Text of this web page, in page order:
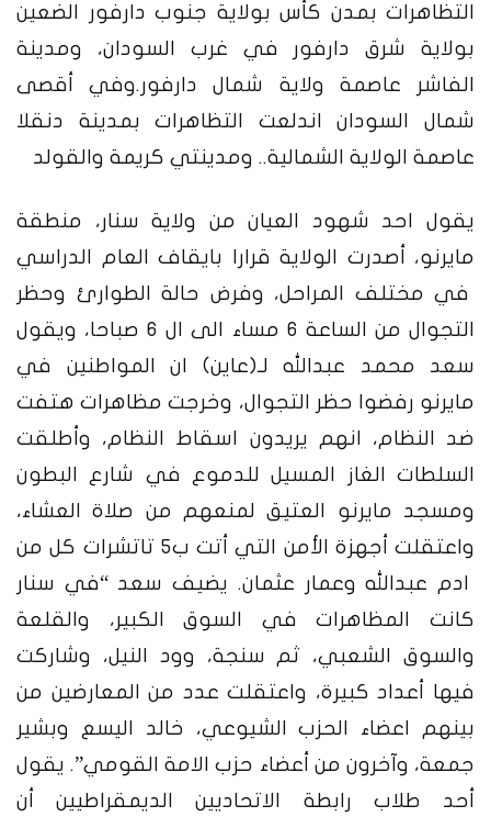
التظاهرات بمدن كأس بولاية جنوب دارفور الضعين
بولاية شرق دارفور في غرب السودان، ومدينة
الفاشر عاصمة ولاية شمال دارفور.وفي أقصى
شمال السودان اندلعت التظاهرات بمدينة دنقلا
عاصمة الولاية الشمالية.. ومدينتي كريمة والقولد
يقول احد شهود العيان من ولاية سنار، منطقة
مايرنو، أصدرت الولاية قرارا بايقاف العام الدراسي
في مختلف المراحل، وفرض حالة الطوارئ وحظر
التجوال من الساعة 6 مساء الى ال 6 صباحا، ويقول
سعد محمد عبدالله لـ(عاين) ان المواطنين في
مايرنو رفضوا حظر التجوال، وخرجت مظاهرات هتفت
ضد النظام، انهم يريدون اسقاط النظام، وأطلقت
السلطات الغاز المسيل للدموع في شارع البطون
ومسجد مايرنو العتيق لمنعهم من صلاة العشاء،
واعتقلت أجهزة الأمن التي أتت ب5 تاتشرات كل من
ادم عبدالله وعمار عثمان. يضيف سعد “في سنار
كانت المظاهرات في السوق الكبير، والقلعة
والسوق الشعبي، ثم سنجة، وود النيل، وشاركت
فيها أعداد كبيرة، واعتقلت عدد من المعارضين من
بينهم اعضاء الحزب الشيوعي، خالد اليسع وبشير
جمعة، وآخرون من أعضاء حزب الامة القومي”. يقول
أحد طلاب رابطة الاتحاديين الديمقراطيين أن